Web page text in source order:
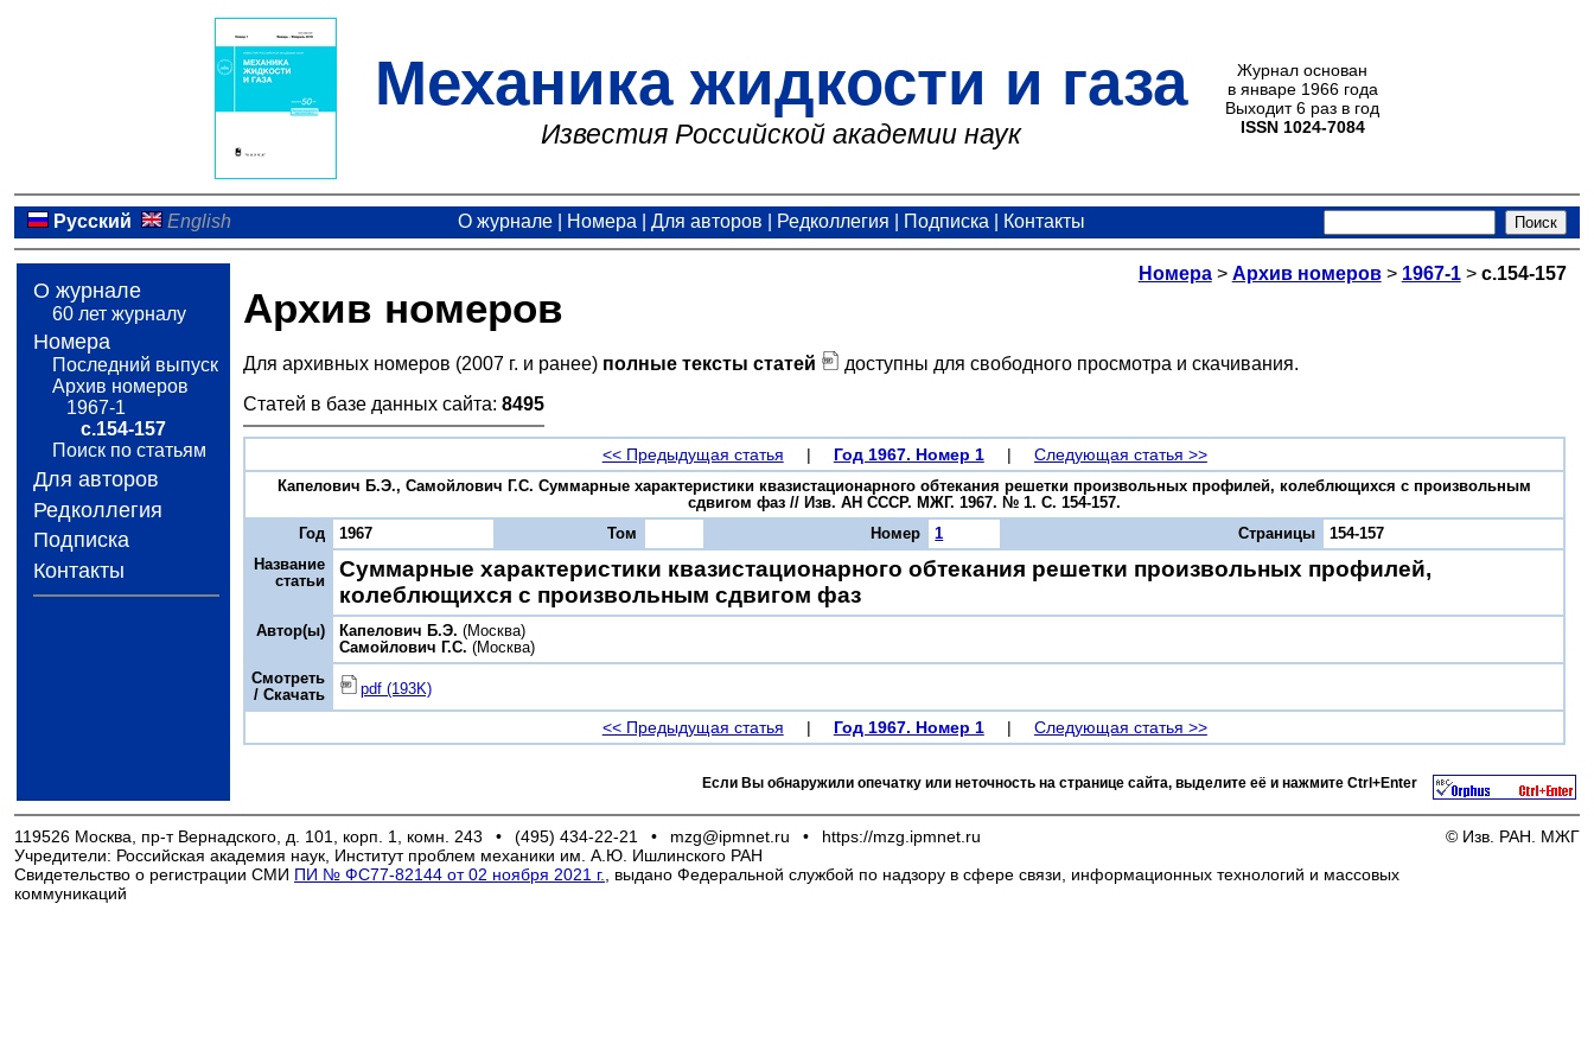
Механика жидкости и газа
Известия Российской академии наук
Журнал основан
в январе 1966 года
Выходит 6 раз в год
ISSN 1024-7084
Русский English О журнале Номера Для авторов Редколлегия Подписка Контакты
О журнале
60 лет журналу
Номера
Последний выпуск
Архив номеров
1967-1
с.154-157
Поиск по статьям
Для авторов
Редколлегия
Подписка
Контакты
Номера> Архив номеров> 1967-1> с.154-157
Архив номеров
Для архивных номеров (2007 г. и ранее) полные тексты статей
доступны для свободного просмотра и скачивания.
Статей в базе данных сайта: 8495
<< Предыдущая статья | Год 1967. Номер 1 | Следующая статья >>
Капелович Б.Э., Самойлович Г.С. Суммарные характеристики квазистационарного обтекания решетки произвольных профилей, колеблющихся с произвольным
сдвигом фаз // Изв. АН СССР. МЖГ. 1967. № 1. С. 154-157.
Год
1967 Том Номер 1 Страницы
154-157
Название
статьи
Суммарные характеристики квазистационарного обтекания решетки произвольных профилей,
колеблющихся с произвольным сдвигом фаз
Автор(ы) Капелович Б.Э. (Москва)
Самойлович Г.С. (Москва)
Смотреть
/ Скачать
pdf (193K)
<< Предыдущая статья | Год 1967. Номер 1 | Следующая статья >>
Если Вы обнаружили опечатку или неточность на странице сайта, выделите её и нажмите Ctrl+Enter
119526 Москва, пр-т Вернадского, д. 101, корп. 1, комн. 243 • (495) 434-22-21 • mzg@ipmnet.ru •
https://mzg.ipmnet.ru
Учредители: Российская академия наук, Институт проблем механики им. А.Ю. Ишлинского РАН
Свидетельство о регистрации СМИ ПИ № ФС77-82144 от 02 ноября 2021 г.
, выдано Федеральной службой по надзору в сфере связи, информационных технологий и массовых
коммуникаций
© Изв. РАН. МЖГ